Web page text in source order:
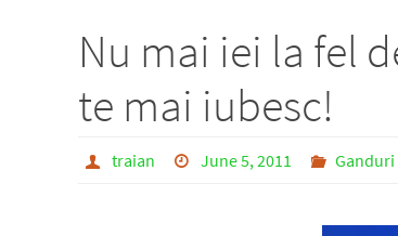
Nu mai iei la fel
te mai iubesc!
traian June 5, 2011 Ganduri